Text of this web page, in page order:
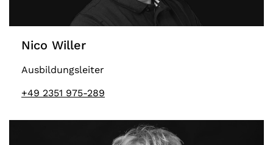
Nico Willer
Ausbildungsleiter
+49 2351 975-289